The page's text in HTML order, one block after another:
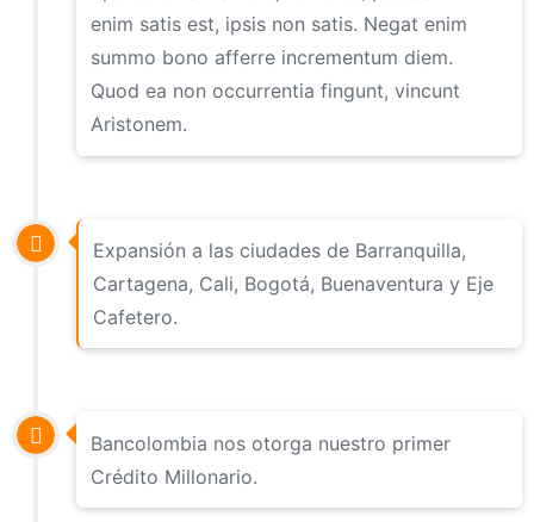
enim satis est, ipsis non satis. Negat enim
summo bono afferre incrementum diem.
Quod ea non occurrentia fingunt, vincunt
Aristonem.
Expansión a las ciudades de Barranquilla,
Cartagena, Cali, Bogotá, Buenaventura y Eje
Cafetero.
Bancolombia nos otorga nuestro primer
Crédito Millonario.